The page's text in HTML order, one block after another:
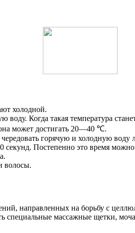
холодной.
Когда такая температура
может достигать 20—40 ℃.
горячую и холодную воду
Постепенно это время можно
волосы.
направленных на борьбу с
специальные массажные щетки,